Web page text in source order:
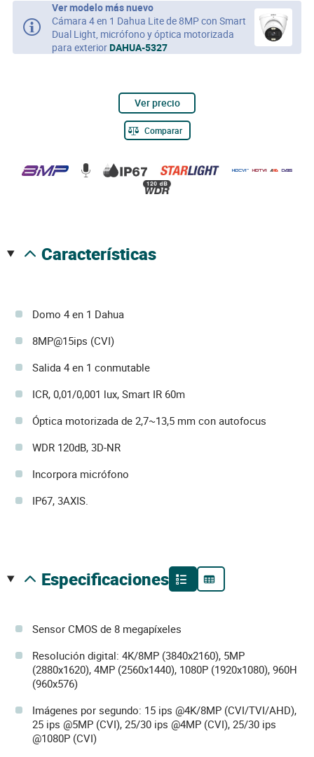
Ver modelo más nuevo
Cámara 4 en 1 Dahua Lite de 8MP con Smart
Dual Light, micrófono y óptica motorizada
para exteriorDAHUA-5327
Ver precio
Comparar
características
Domo 4 en 1 Dahua
8MP@15ips (CVI)
Salida 4 en 1 conmutable
ICR, 0,01/0,001 lux, Smart IR 60m
Óptica motorizada de 2,7~13,5 mm con autofocus
WDR 120dB, 3D-NR
Incorpora micrófono
IP67, 3AXIS.
especificaciones
Sensor CMOS de 8 megapíxeles
Resolución digital: 4K/8MP (3840x2160), 5MP
(2880x1620), 4MP (2560x1440), 1080P (1920x1080), 960H
(960x576)
Imágenes por segundo: 15 ips @4K/8MP (CVI/TVI/AHD),
25 ips @5MP (CVI), 25/30 ips @4MP (CVI), 25/30 ips
@1080P (CVI)